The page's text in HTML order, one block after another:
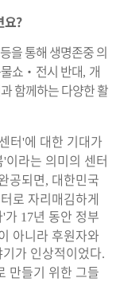
요?
을 통해 생명존중 의
쇼 ‧ 전시 반대, 개
함께하는 다양한 활
터'에 대한 기대가
'이라는 의미의 센터
공되면, 대한민국
로 자리매김하게
'가 17년 동안 정부
아니라 후원자와
가 인상적이었다.
만들기 위한 그들